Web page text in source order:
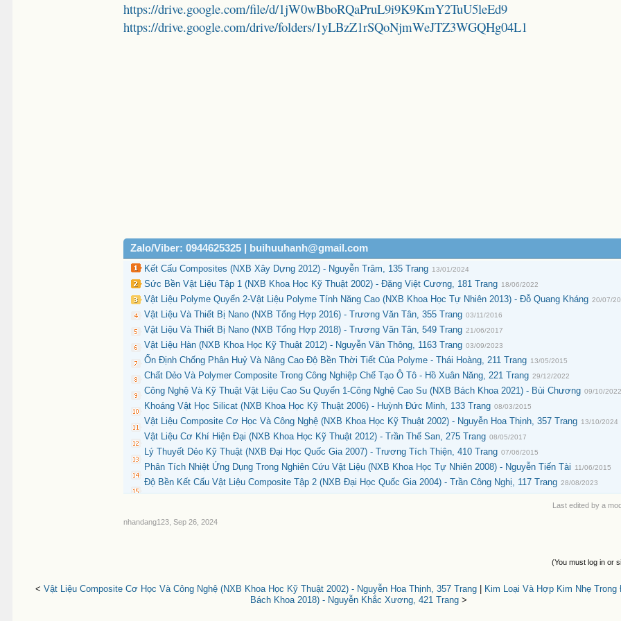
https://drive.google.com/file/d/1jW0wBboRQaPruL9i9K9KmY2TuU5leEd9
https://drive.google.com/drive/folders/1yLBzZ1rSQoNjmWeJTZ3WGQHg04L1
Zalo/Viber: 0944625325 | buihuuhanh@gmail.com
Kết Cấu Composites (NXB Xây Dựng 2012) - Nguyễn Trâm, 135 Trang 13/01/2024
Sức Bền Vật Liệu Tập 1 (NXB Khoa Học Kỹ Thuật 2002) - Đặng Việt Cương, 181 Trang 18/06/2022
Vật Liệu Polyme Quyển 2-Vật Liệu Polyme Tính Năng Cao (NXB Khoa Học Tự Nhiên 2013) - Đỗ Quang Kháng 20/07/
Vật Liệu Và Thiết Bị Nano (NXB Tổng Hợp 2016) - Trương Văn Tân, 355 Trang 03/11/2016
Vật Liệu Và Thiết Bị Nano (NXB Tổng Hợp 2018) - Trương Văn Tân, 549 Trang 21/06/2017
Vật Liệu Hàn (NXB Khoa Học Kỹ Thuật 2012) - Nguyễn Văn Thông, 1163 Trang 03/09/2023
Ổn Định Chống Phân Huỷ Và Nâng Cao Độ Bền Thời Tiết Của Polyme - Thái Hoàng, 211 Trang 13/05/2015
Chất Dẻo Và Polymer Composite Trong Công Nghiệp Chế Tạo Ô Tô - Hồ Xuân Năng, 221 Trang 29/12/2022
Công Nghệ Và Kỹ Thuật Vật Liệu Cao Su Quyển 1-Công Nghệ Cao Su (NXB Bách Khoa 2021) - Bùi Chương 09/10/
Khoáng Vật Học Silicat (NXB Khoa Học Kỹ Thuật 2006) - Huỳnh Đức Minh, 133 Trang 08/03/2015
Vật Liệu Composite Cơ Học Và Công Nghệ (NXB Khoa Học Kỹ Thuật 2002) - Nguyễn Hoa Thịnh, 357 Trang 13/10/2024
Vật Liệu Cơ Khí Hiện Đại (NXB Khoa Học Kỹ Thuật 2012) - Trần Thế San, 275 Trang 08/05/2017
Lý Thuyết Dẻo Kỹ Thuật (NXB Đại Học Quốc Gia 2007) - Trương Tích Thiện, 410 Trang 07/06/2015
Phân Tích Nhiệt Ứng Dụng Trong Nghiên Cứu Vật Liệu (NXB Khoa Học Tự Nhiên 2008) - Nguyễn Tiến Tài 11/06/2015
Độ Bền Kết Cấu Vật Liệu Composite Tập 2 (NXB Đại Học Quốc Gia 2004) - Trần Công Nghị, 117 Trang 28/08/2023
Last edited by a
nhandang123 Sep 26, 2024
(You must log in or
< Vật Liệu Composite Cơ Học Và Công Nghệ (NXB Khoa Học Kỹ Thuật 2002) - Nguyễn Hoa Thịnh, 357 Trang|
Kim Loại Và Hợp Kim Nhẹ
Bách Khoa 2018) - Nguyễn Khắc Xương, 421 Trang>